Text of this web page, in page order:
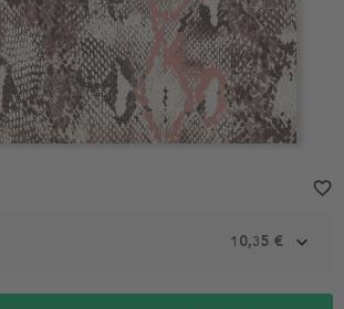
10,35 €
favorite_border